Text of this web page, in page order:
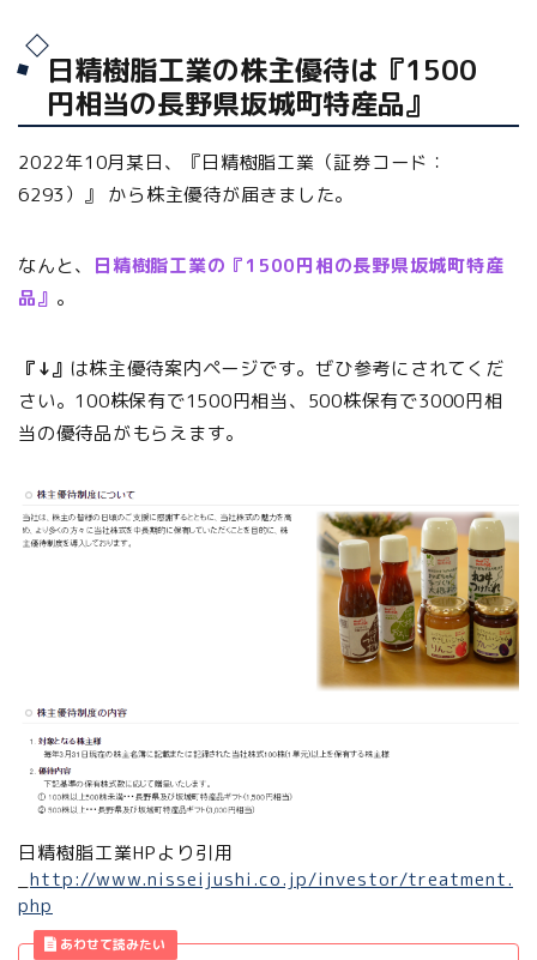
日精樹脂工業の株主優待は『1500
円相当の長野県坂城町特産品』
2022年10月某日、『日精樹脂工業（証券コード：
6293）』 から株主優待が届きました。
なんと、 日精樹脂工業の『1500円相の長野県坂城町特産
品』 。
『↓』 は株主優待案内ページです。ぜひ参考にされてくだ
さい。100株保有で1500円相当、500株保有で3000円相
当の優待品がもらえます。
日精樹脂工業HPより引用
http://www.nisseijushi.co.jp/investor/treatment.
php